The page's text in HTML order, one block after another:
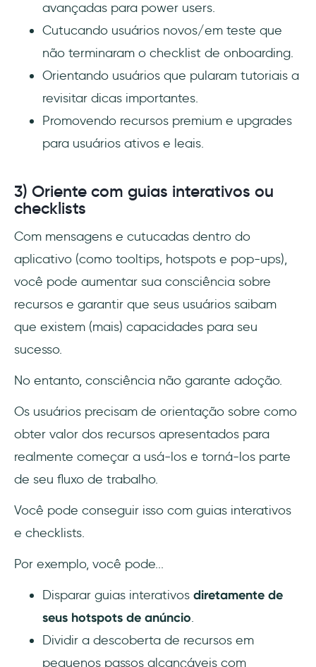
avançadas para power users.
Cutucando usuários novos/em teste que
não terminaram o checklist de onboarding.
Orientando usuários que pularam tutoriais a
revisitar dicas importantes.
Promovendo recursos premium e upgrades
para usuários ativos e leais.
3) Oriente com guias interativos ou
checklists
Com mensagens e cutucadas dentro do
aplicativo (como tooltips, hotspots e pop-ups),
você pode aumentar sua consciência sobre
recursos e garantir que seus usuários saibam
que existem (mais) capacidades para seu
sucesso.
No entanto, consciência não garante adoção.
Os usuários precisam de orientação sobre como
obter valor dos recursos apresentados para
realmente começar a usá-los e torná-los parte
de seu fluxo de trabalho.
Você pode conseguir isso com guias interativos
e checklists.
Por exemplo, você pode...
Disparar guias interativos diretamente de
seus hotspots de anúncio.
Dividir a descoberta de recursos em
pequenos passos alcançáveis com